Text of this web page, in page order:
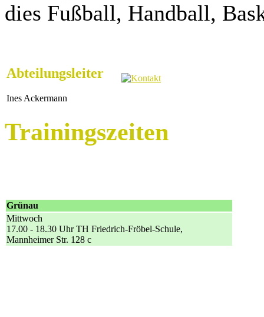
dies Fußball, Handball,
Abteilungsleiter
Ines Ackermann
Trainingszeiten
Grünau
Mittwoch
17.00 - 18.30 Uhr TH Friedrich-Fröbel-Schule,
Mannheimer Str. 128 c